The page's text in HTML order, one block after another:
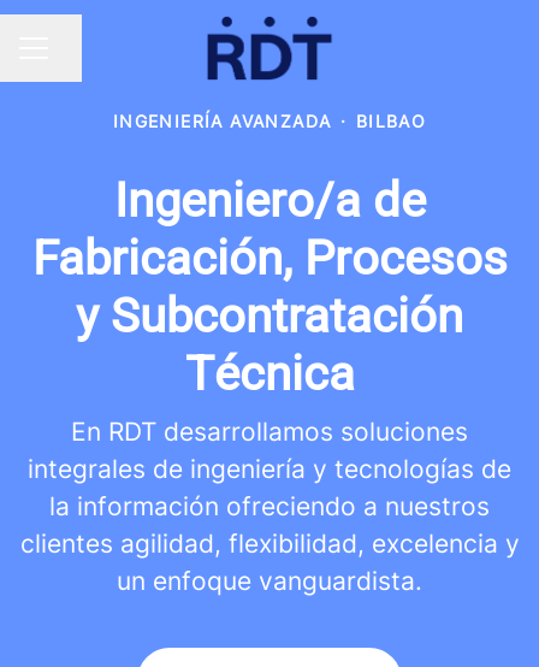
INGENIERÍA AVANZADA · BILBAO
Ingeniero/a de
Fabricación, Procesos
y Subcontratación
Técnica
En RDT desarrollamos soluciones
integrales de ingeniería y tecnologías de
la información ofreciendo a nuestros
clientes agilidad, flexibilidad, excelencia y
un enfoque vanguardista.